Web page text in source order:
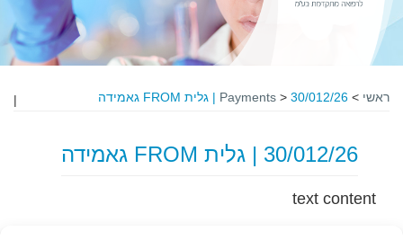
ראשי >
Payments > 30/012/26 | גלית FROM גאמידה |
30/012/26 | גלית FROM גאמידה
text content